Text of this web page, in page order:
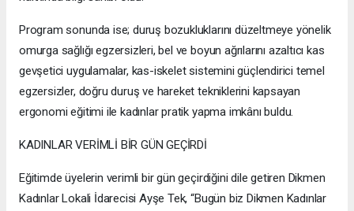
Program sonunda ise; duruş bozukluklarını düzeltmeye yönelik
omurga sağlığı egzersizleri, bel ve boyun ağrılarını azaltıcı kas
gevşetici uygulamalar, kas-iskelet sistemini güçlendirici temel
egzersizler, doğru duruş ve hareket tekniklerini kapsayan
ergonomi eğitimi ile kadınlar pratik yapma imkânı buldu.
KADINLAR VERİMLİ BİR GÜN GEÇİRDİ
Eğitimde üyelerin verimli bir gün geçirdiğini dile getiren Dikmen
Kadınlar Lokali İdarecisi Ayşe Tek, “Bugün biz Dikmen Kadınlar